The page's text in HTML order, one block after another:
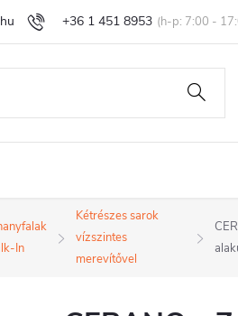
+36 1 451 8953
Áru visszaküldése és reklamáció
In
Kétrészes sarok
vízszintes
merevítővel